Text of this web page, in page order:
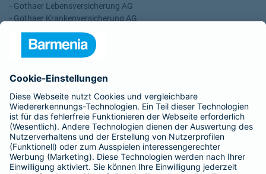
- Gothaer Lebensversicherung AG
- Gothaer Krankenversicherung AG
- ROLAND Rechtsschutz-Versicherungs-AG
- ROLAND Schutzbrief-Versicherung AG
Vergütungen, die in der zu entrichtenden Versicherungsprämie
enthalten sind.
Schlichtungsstellen
Für Lebens- und Sachversicherungen:
Verein Versicherungsombudsmann eV,
Postfach 080632, 10006 Berlin